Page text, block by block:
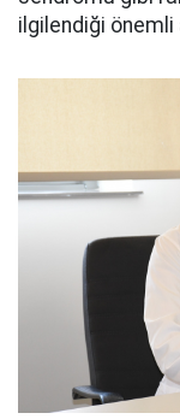
ilgilendiği önemli